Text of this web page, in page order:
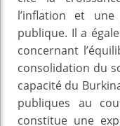
l’inflation et
publique. Il a
concernant
consolidation du
capacité du
publiques au
constitue une